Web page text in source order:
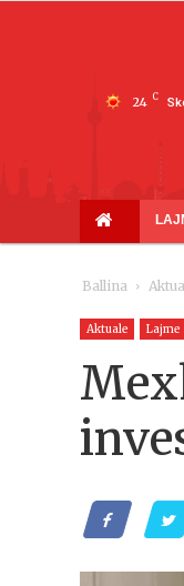
24 C
Ballina
Aktuale Lajme